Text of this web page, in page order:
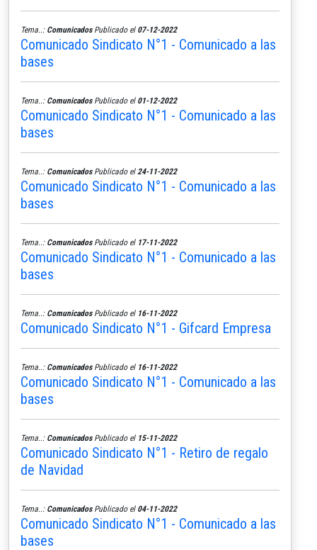
Tema..: ComunicadosPublicado el 07-12-2022
Comunicado Sindicato N°1 - Comunicado a las
bases
Tema..: ComunicadosPublicado el 01-12-2022
Comunicado Sindicato N°1 - Comunicado a las
bases
Tema..: ComunicadosPublicado el 24-11-2022
Comunicado Sindicato N°1 - Comunicado a las
bases
Tema..: ComunicadosPublicado el 17-11-2022
Comunicado Sindicato N°1 - Comunicado a las
bases
Tema..: ComunicadosPublicado el 16-11-2022
Comunicado Sindicato N°1 - Gifcard Empresa
Tema..: ComunicadosPublicado el 16-11-2022
Comunicado Sindicato N°1 - Comunicado a las
bases
Tema..: ComunicadosPublicado el 15-11-2022
Comunicado Sindicato N°1 - Retiro de regalo
de Navidad
Tema..: ComunicadosPublicado el 04-11-2022
Comunicado Sindicato N°1 - Comunicado a las
bases